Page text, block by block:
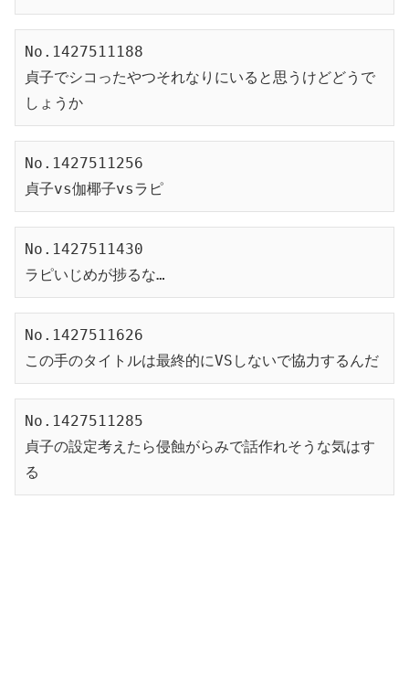
No.1427511188
貞子でシコったやつそれなりにいると思うけどどうで
しょうか
No.1427511256
貞子vs伽椰子vsラピ
No.1427511430
ラピいじめが捗るな…
No.1427511626
この手のタイトルは最終的にVSしないで協力するんだ
No.1427511285
貞子の設定考えたら侵蝕がらみで話作れそうな気はす
る